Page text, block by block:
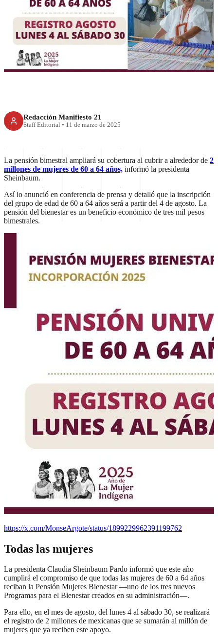
Gobierno también dará
pensión a mujeres de 60 años
Redacción Manifiesto 21
Staff Editorial • 11 de marzo de 2025
La pensión bimestral ampliará su cobertura al cubrir a alrededor de 2
millones de mujeres de 60 a 64 años, informó la presidenta
Sheinbaum.
Así lo anunció en conferencia de prensa y detalló que la inscripción
del grupo de edad de 60 a 64 años será a partir del 4 de agosto. La
pensión del bienestar es un beneficio económico de tres mil pesos
bimestrales.
https://x.com/MonseArgote/status/1899229962391199762
Todas las mujeres
La presidenta Claudia Sheinbaum Pardo informó que este año
cumplirá el compromiso de que todas las mujeres de 60 a 64 años
reciban la Pensión Mujeres Bienestar —uno de los tres nuevos
Programas para el Bienestar creados en su administración—.
Para ello, en el mes de agosto, del lunes 4 al sábado 30, se realizará
el registro de 2 millones de mexicanas que se sumarán al millón de
mujeres que ya reciben este apoyo.